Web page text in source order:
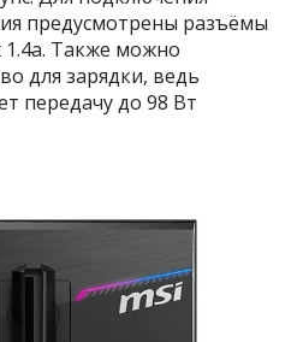
предусмотрены разъёмы
1.4a. Также можно
для зарядки, ведь
передачу до 98 Вт